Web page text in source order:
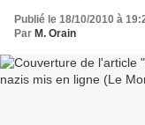
Publié le 18/10/2010 à
Par M. Orain